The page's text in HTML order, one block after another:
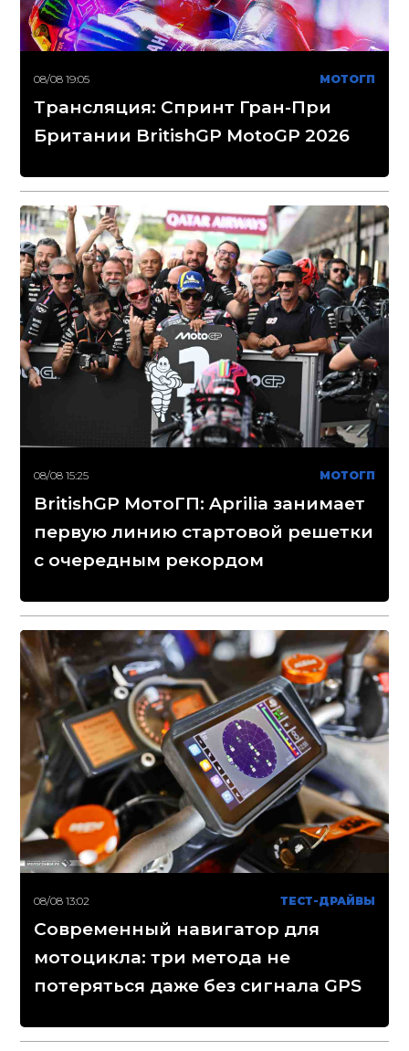
08/08 19:05 МОТОГП
Трансляция: Спринт Гран-При
Британии BritishGP MotoGP 2026
08/08 15:25 МОТОГП
BritishGP МотоГП: Aprilia занимает
первую линию стартовой решетки
с очередным рекордом
08/08 13:02 ТЕСТ-ДРАЙВЫ
Современный навигатор для
мотоцикла: три метода не
потеряться даже без сигнала GPS